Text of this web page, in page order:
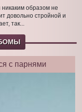
образом не
довольно стройной и
так...
с парнями